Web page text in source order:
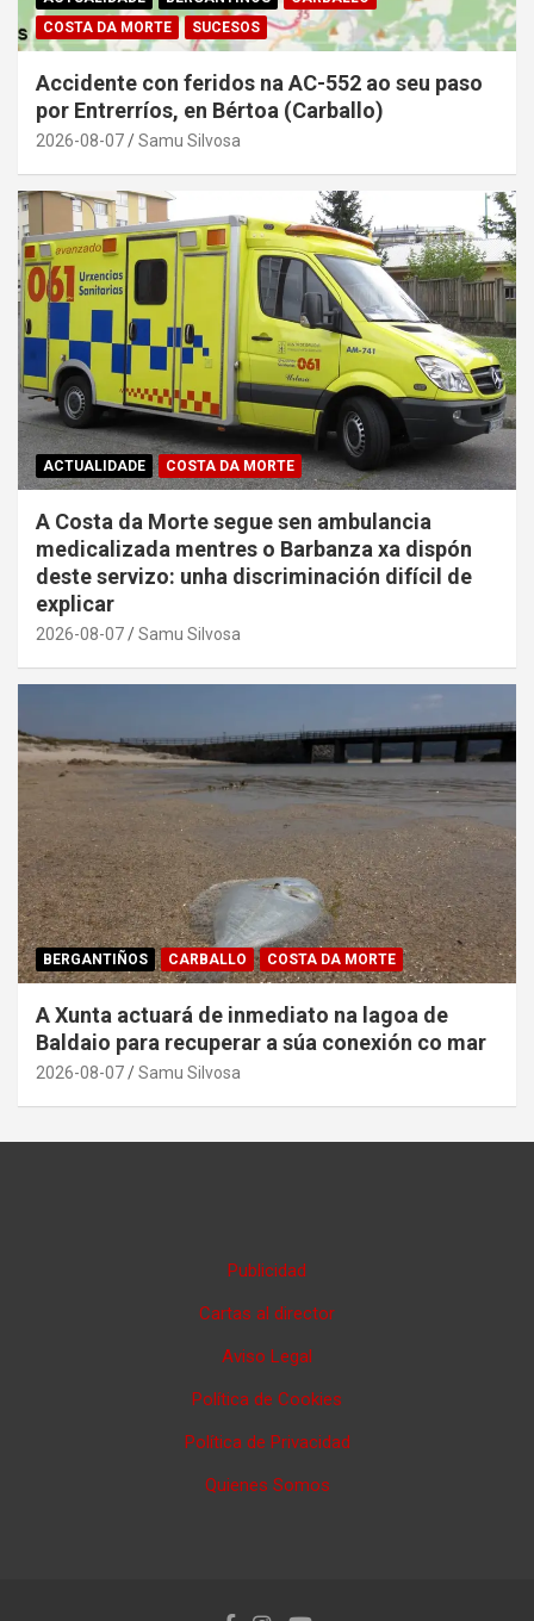
COSTA DA MORTE
SUCESOS
Accidente con feridos na AC-552 ao seu paso
por Entrerríos, en Bértoa (Carballo)
2026-08-07 Samu Silvosa
ACTUALIDADE COSTA DA MORTE
A Costa da Morte segue sen ambulancia
medicalizada mentres o Barbanza xa dispón
deste servizo: unha discriminación difícil de
explicar
2026-08-07 Samu Silvosa
BERGANTIÑOS CARBALLO COSTA DA MORTE
A Xunta actuará de inmediato na lagoa de
Baldaio para recuperar a súa conexión co mar
2026-08-07 Samu Silvosa
Publicidad
Cartas al director
Aviso Legal
Política de Cookies
Política de Privacidad
Quienes Somos